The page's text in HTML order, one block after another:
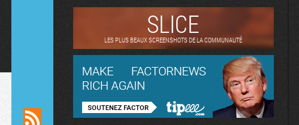
SLICE
LES PLUS BEAUX SCREENSHOTS DE LA COMMUNAUTÉ